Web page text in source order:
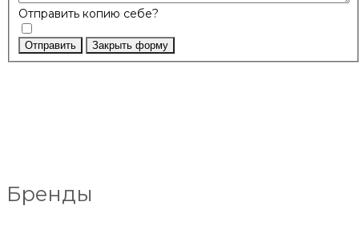
Отправить копию себе?
Отправить Закрыть форму
Бренды